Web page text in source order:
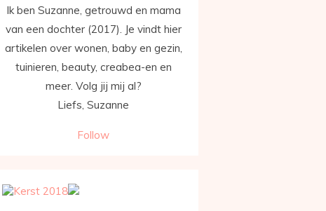
Ik ben Suzanne, getrouwd en mama
van een dochter (2017). Je vindt hier
artikelen over wonen, baby en gezin,
tuinieren, beauty, creabea-en en
meer. Volg jij mij al?
Liefs, Suzanne
Follow